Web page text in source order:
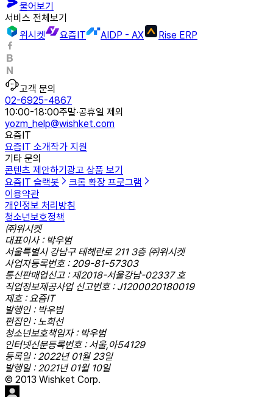
물어보기
서비스 전체보기
위시켓
요즘IT AIDP - AX Rise ERP
고객 문의
02-6925-4867
10:00-18:00주말·공휴일 제외
yozm_help@wishket.com
요즘IT
요즘IT 소개작가 지원
기타 문의
콘텐츠 제안하기 광고 상품 보기
요즘IT 슬랙봇
크롬 확장 프로그램
이용약관
개인정보 처리방침
청소년보호정책
㈜위시켓
대표이사 : 박우범
서울특별시 강남구 테헤란로 211 3층 ㈜위시켓
사업자등록번호 : 209-81-57303
통신판매업신고 : 제2018-서울강남-02337 호
직업정보제공사업 신고번호 : J1200020180019
제호 : 요즘IT
발행인 : 박우범
편집인 : 노희선
청소년보호책임자 : 박우범
인터넷신문등록번호 : 서울,아54129
등록일 : 2022년 01월 23일
발행일 : 2021년 01월 10일
© 2013 Wishket Corp.